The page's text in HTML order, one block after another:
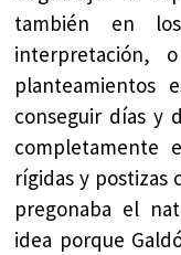
también en
interpretación,
planteamientos
conseguir días y
completamente
rígidas y postizas
pregonaba el
idea porque